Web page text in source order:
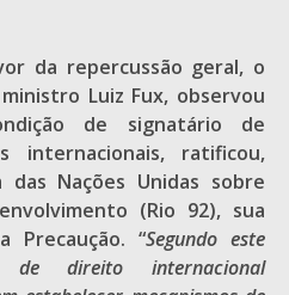
da repercussão geral, o
Luiz Fux, observou
de signatário de
internacionais, ratificou,
Nações Unidas sobre
(Rio 92), sua
Precaução. “Segundo este
de direito internacional